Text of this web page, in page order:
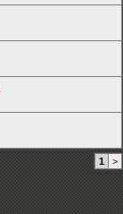
1 >